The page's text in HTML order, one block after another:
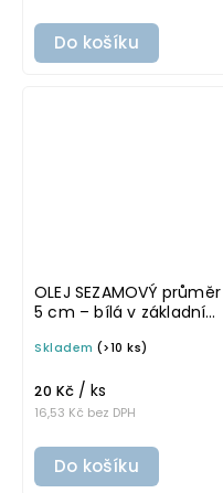
Do košíku
OLEJ SEZAMOVÝ průměr
5 cm – bílá v základním
samolepka na
Skladem (>10 ks)
16,53 Kč bez DPH
20 Kč / ks
Do košíku